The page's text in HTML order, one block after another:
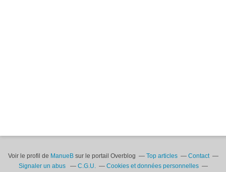
Voir le profil de ManueBsur le portail Overblog Top articles
Contact
Signaler un abus
C.G.U.
Cookies et données personnelles